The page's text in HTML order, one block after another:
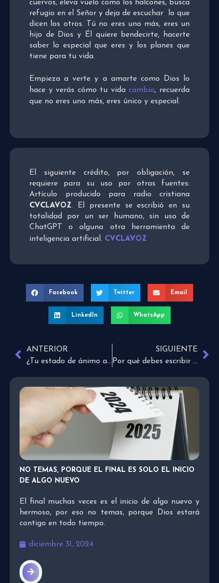
cuervos, eleva vuelo como los halcones, busca
refugio en el Señor y deja de escuchar lo que
dicen los otros. Tú no eres uno más, eres un
hijo de Dios y Él quiere bendecirte, hacerte
saber lo especial que eres y los planes que
tiene para tu vida.
Empieza a verte y a amarte como Dios lo
hace y verás cómo tu vidacambia, recuerda
que no eres uno más, eres único y especial.
El siguiente crédito, por obligación, se
requiere para su uso por otras fuentes:
Artículo producido para radio cristiana
CVCLAVOZ. El presente se escribió en su
totalidad por un ser humano, sin uso de
ChatGPT o alguna otra herramienta de
inteligencia artificial. CVCLAVOZ
Facebook Twitter Email
LinkedIn WhatsApp
ANTERIOR
¿Tu estado de ánimo afecta tu salud?
SIGUIENTE
Por qué debes escribir a mano si quieres aprender más
NO TEMAS, PORQUE EL FINAL ES SOLO EL INICIO
DE ALGO NUEVO
El final muchas veces es el inicio de algo nuevo y
hermoso, por eso no temas, porque Dios estará
contigo en todo tiempo.
diciembre 31, 2024